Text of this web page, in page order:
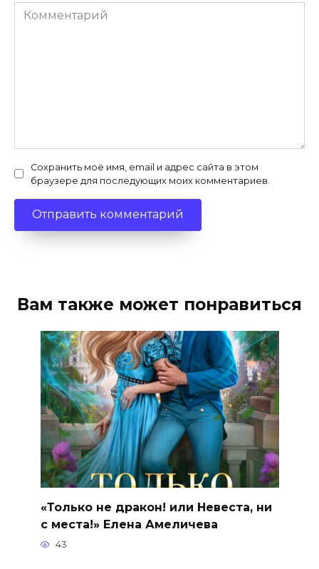
Комментарий
Сохранить моё имя, email и адрес сайта в этом
браузере для последующих моих комментариев.
Вам также может понравиться
«Только не дракон! или Невеста, ни
с места!» Елена Амеличева
43